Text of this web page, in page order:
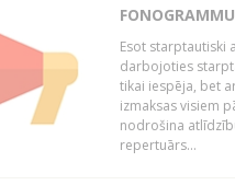
Esot starptautiski
darbojoties
tikai iespēja, bet
izmaksas visiem
nodrošina
repertuārs...